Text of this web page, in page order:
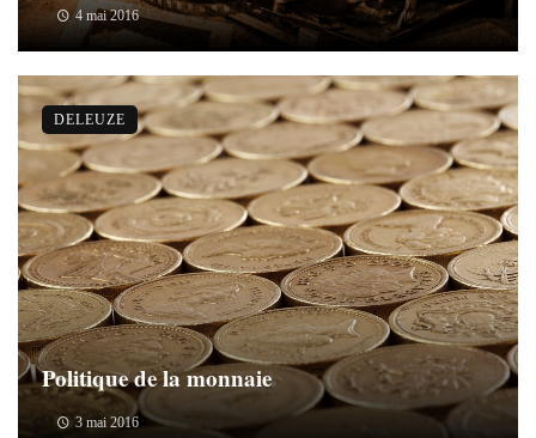
4 mai 2016
Politique de la monnaie
3 mai 2016
DELEUZE